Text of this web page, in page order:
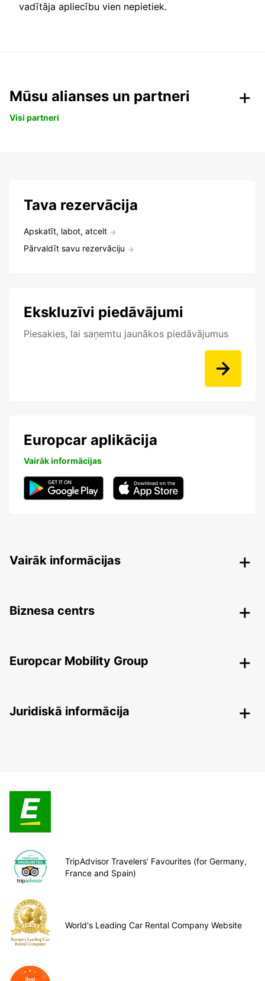
vadītāja apliecību vien nepietiek.
Mūsu alianses un partneri
Visi partneri
Tava rezervācija
Apskatīt, labot, atcelt
Pārvaldīt savu rezervāciju
Ekskluzīvi piedāvājumi
Piesakies, lai saņemtu jaunākos piedāvājumus
Europcar aplikācija
Vairāk informācijas
Vairāk informācijas
Biznesa centrs
Europcar Mobility Group
Juridiskā informācija
TripAdvisor Travelers’ Favourites (for Germany,
France and Spain)
World's Leading Car Rental Company Website